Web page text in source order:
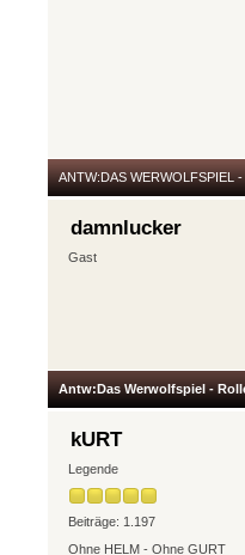
ANTW:DAS WERWOLFSPIEL
damnlucker
Gast
Antw:Das Werwolfspiel -
kURT
Legende
Beiträge: 1.197
Ohne HELM - Ohne GURT